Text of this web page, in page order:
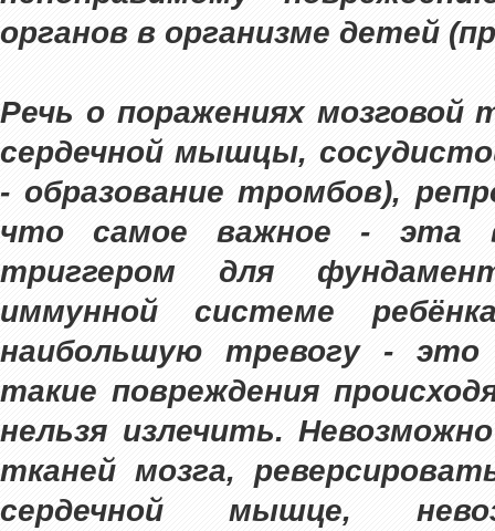
органов в организме детей
Речь о поражениях мозговой
сердечной мышцы,
- образование тромбов),
что самое важное - эта
триггером для
иммунной системе
наибольшую тревогу -
такие повреждения
нельзя излечить.
тканей мозга,
сердечной мышце,